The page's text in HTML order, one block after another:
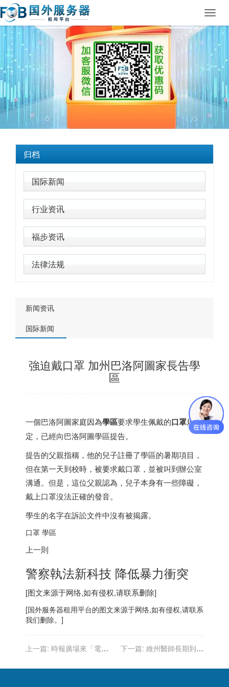
归档
国际新闻
行业资讯
福步资讯
法律法规
新闻资讯
国际新闻
強迫戴口罩 加州巴洛阿圖家長告學
區
一個巴洛阿圖家庭因為學區要求學生佩戴的口罩規
定，已經向巴洛阿圖學區提告。
提告的父親指稱，他的兒子註冊了學區的暑期項目，
但在第一天到校時，被要求戴口罩，並被叫到辦公室
溝通。但是，這位父親認為，兒子本身有一些障礙，
戴上口罩沒法正確的發音。
學生的名字在訴訟文件中沒有被揭露。
口罩 學區
上一則
警察執法新科技 降低暴力衝突
[图文来源于网络,如有侵权,请联系删除]
[国外服务器租用平台的图文来源于网络,如有侵权,请联系
我们删除。]
上一篇: 時報廣場來「電」
Electric電馳紐約街頭
下一篇: 維州醫師長期到婚
友讚爆